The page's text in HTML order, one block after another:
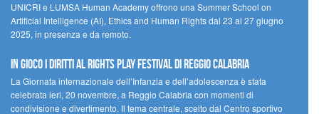
UNICRI e LUMSA Human Academy offrono una Summer School on
Artificial Intelligence (AI), Ethics and Human Rights dal 23 al 27 giugno
2025, in presenza e da remoto.
In gioco i diritti al Rights Play Festival di Reggio Calabria
La Giornata internazionale dell’Infanzia e dell’adolescenza è stata
celebrata ieri, 20 novembre, a Reggio Calabria con momenti di
condivisione e divertimento. Il tema centrale, scelto dal Centro sportivo